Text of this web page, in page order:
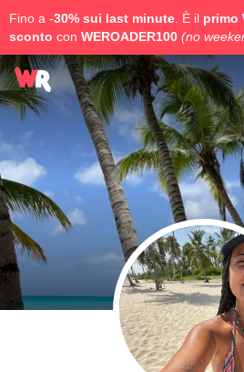
Fino a -30% sui last minute . È il primo
sconto con WEROADER100 (no